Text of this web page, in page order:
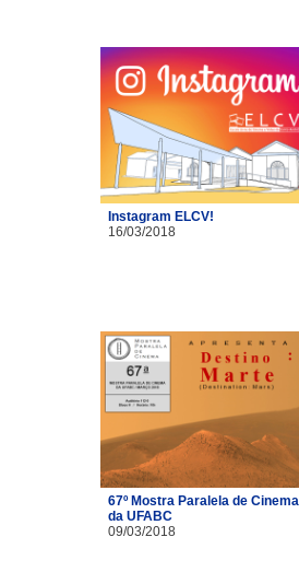
Instagram ELCV!
16/03/2018
67º Mostra Paralela de Cinema
da UFABC
09/03/2018